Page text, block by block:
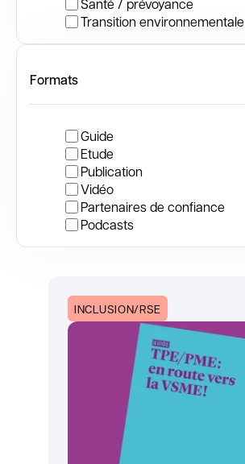
Santé / prévoyance
Transition environnementale
Formats
Guide
Etude
Publication
Vidéo
Partenaires de confiance
Podcasts
INCLUSION/RSE